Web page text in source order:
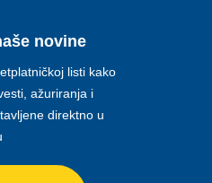
novine
listi kako
ažuriranja i
direktno u